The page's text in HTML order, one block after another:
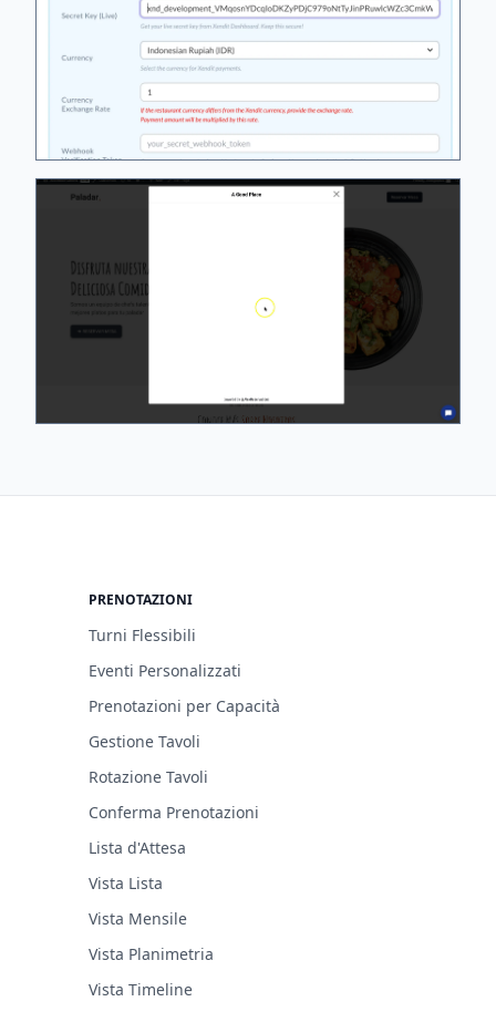
PRENOTAZIONI
Turni Flessibili
Eventi Personalizzati
Prenotazioni per Capacità
Gestione Tavoli
Rotazione Tavoli
Conferma Prenotazioni
Lista d'Attesa
Vista Lista
Vista Mensile
Vista Planimetria
Vista Timeline